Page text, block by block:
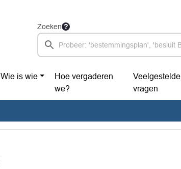
Zoeken
Wie is wie
Hoe vergaderen
we?
Veelgestelde
vragen